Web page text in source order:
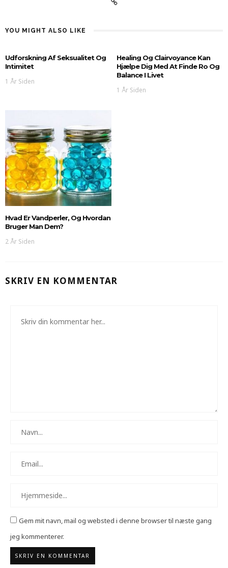
YOU MIGHT ALSO LIKE
Udforskning Af Seksualitet Og
Intimitet
1 År Siden
Healing Og Clairvoyance Kan
Hjælpe Dig Med At Finde Ro Og
Balance I Livet
1 År Siden
Hvad Er Vandperler, Og Hvordan
Bruger Man Dem?
2 År Siden
SKRIV EN KOMMENTAR
Gem mit navn, mail og websted i denne browser til næste gang
jeg kommenterer.